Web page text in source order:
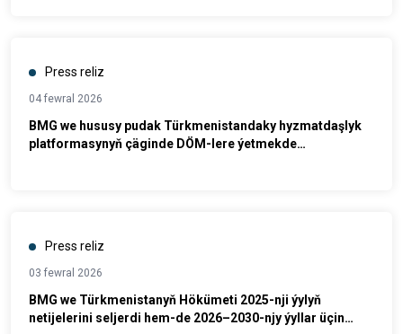
Press reliz
04 fewral 2026
BMG we hususy pudak Türkmenistandaky hyzmatdaşlyk
platformasynyň çäginde DÖM-lere ýetmekde
Press reliz
03 fewral 2026
BMG we Türkmenistanyň Hökümeti 2025-nji ýylyň
netijelerini seljerdi hem-de 2026–2030-njy ýyllar üçin